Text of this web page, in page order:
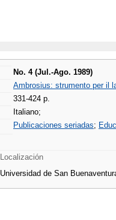
No. 4 (Jul.-Ago. 1989)
Ambrosius: strumento per il
331-424 p.
Italiano;
Publicaciones seriadas;
Localización
Universidad de San